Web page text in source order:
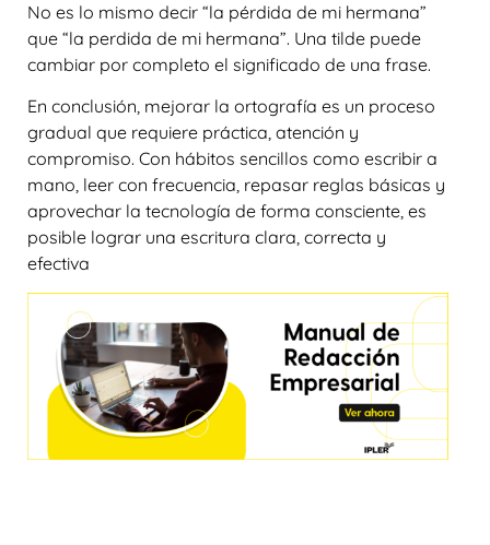
No es lo mismo decir “la pérdida de mi hermana”
que “la perdida de mi hermana”. Una tilde puede
cambiar por completo el significado de una frase.
En conclusión, mejorar la ortografía es un proceso
gradual que requiere práctica, atención y
compromiso. Con hábitos sencillos como escribir a
mano, leer con frecuencia, repasar reglas básicas y
aprovechar la tecnología de forma consciente, es
posible lograr una escritura clara, correcta y
efectiva